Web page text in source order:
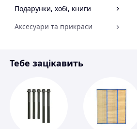
Подарунки, хобі, книги
Аксесуари та прикраси
Спорт і відпочинок
Тебе зацікавить